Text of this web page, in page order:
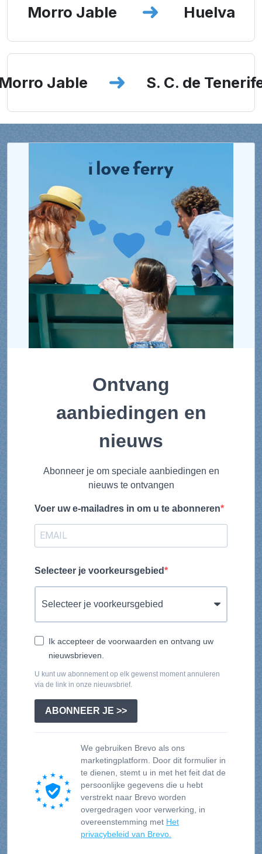
Morro Jable Huelva
Jable S. C. de
Ontvang
aanbiedingen en
nieuws
Abonneer je om speciale aanbiedingen en
nieuws te ontvangen
Voer uw e-mailadres in om u te abonneren
Selecteer je voorkeursgebied
Ik accepteer de voorwaarden en ontvang uw
nieuwsbrieven.
U kunt uw abonnement op elk gewenst moment annuleren
via de link in onze nieuwsbrief.
ABONNEER JE >>
We gebruiken Brevo als ons
marketingplatform. Door dit formulier in
te dienen, stemt u in met het feit dat de
persoonlijke gegevens die u hebt
verstrekt naar Brevo worden
overgedragen voor verwerking, in
overeenstemming met Het
privacybeleid van Brevo.